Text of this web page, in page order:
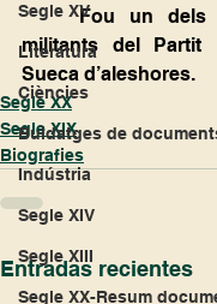
Segle XV
Literatura
Ciències
Buidatges de
Indústria
Segle XIV
Segle XIII
Segle XX-Resum
	Fou un dels més destacats
militants del Partit
Sueca d’aleshores.
Segle XX
Segle XIX
Biografies
Entradas recientes